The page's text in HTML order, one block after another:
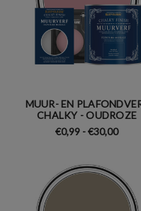
MUUR- EN
CHALKY - OUDROZE
€0,99 - €30,00